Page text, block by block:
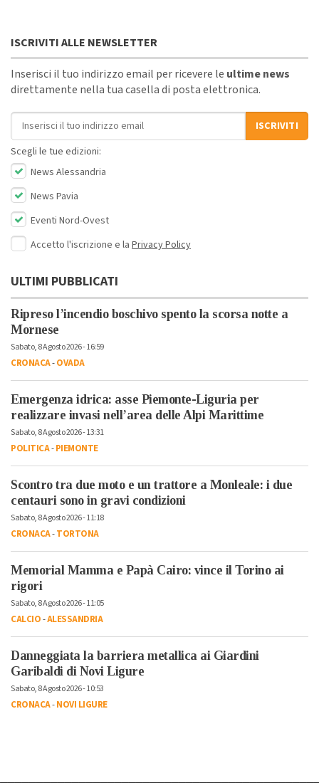
ISCRIVITI ALLE NEWSLETTER
Inserisci il tuo indirizzo email per ricevere le ultime news
direttamente nella tua casella di posta elettronica.
Indirizzo email
ISCRIVITI
Scegli le tue edizioni:
News Alessandria
News Pavia
Eventi Nord-Ovest
Accetto l'iscrizione e la Privacy Policy
ULTIMI PUBBLICATI
Ripreso l’incendio boschivo spento la scorsa notte a
Mornese
Sabato, 8 Agosto 2026 - 16:59
CRONACA-OVADA
Emergenza idrica: asse Piemonte-Liguria per
realizzare invasi nell’area delle Alpi Marittime
Sabato, 8 Agosto 2026 - 13:31
POLITICA-PIEMONTE
Scontro tra due moto e un trattore a Monleale: i due
centauri sono in gravi condizioni
Sabato, 8 Agosto 2026 - 11:18
CRONACA-TORTONA
Memorial Mamma e Papà Cairo: vince il Torino ai
rigori
Sabato, 8 Agosto 2026 - 11:05
CALCIO-ALESSANDRIA
Danneggiata la barriera metallica ai Giardini
Garibaldi di Novi Ligure
Sabato, 8 Agosto 2026 - 10:53
CRONACA-NOVI LIGURE